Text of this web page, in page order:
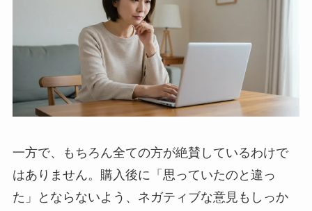
一方で、もちろん全ての方が絶賛しているわけで
はありません。購入後に「思っていたのと違っ
た」とならないよう、ネガティブな意見もしっか